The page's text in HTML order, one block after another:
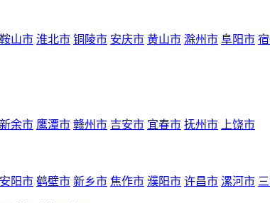
山市 淮北市 铜陵市 安庆市 黄山市 滁州市 阜阳市
新余市 鹰潭市 赣州市 吉安市 宜春市 抚州市 上饶市
安阳市 鹤壁市 新乡市 焦作市 濮阳市 许昌市 漯河市